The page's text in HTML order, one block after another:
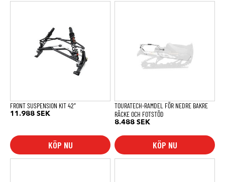
FRONT SUSPENSION KIT 42″
11.988 SEK
KÖP NU
TOURATECH-RAMDEL FÖR NEDRE BAKRE
RÄCKE OCH FOTSTÖD
8.488 SEK
KÖP NU